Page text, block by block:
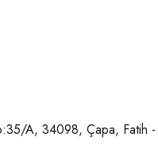
A, 34098, Çapa, Fatih -